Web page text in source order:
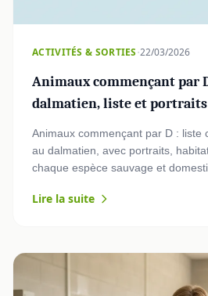
ACTIVITÉS & SORTIES·22/03/2026
Animaux commençant par
dalmatien, liste et portraits
Animaux commençant par D : liste
au dalmatien, avec portraits,
chaque espèce sauvage et
Lire la suite